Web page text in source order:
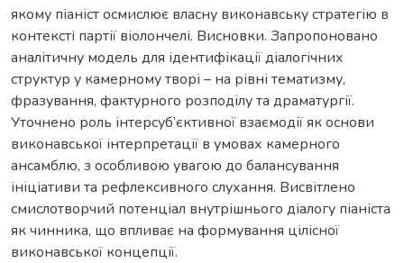
якому піаніст осмислює власну виконавську стратегію в
контексті партії віолончелі. Висновки. Запропоновано
аналітичну модель для ідентифікації діалогічних
структур у камерному творі – на рівні тематизму,
фразування, фактурного розподілу та драматургії.
Уточнено роль інтерсуб’єктивної взаємодії як основи
виконавської інтерпретації в умовах камерного
ансамблю, з особливою увагою до балансування
ініціативи та рефлексивного слухання. Висвітлено
смислотворчий потенціал внутрішнього діалогу піаніста
як чинника, що впливає на формування цілісної
виконавської концепції.